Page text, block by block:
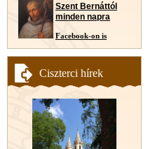
Szent Bernáttól
minden napra
Facebook-on is
Ciszterci hírek